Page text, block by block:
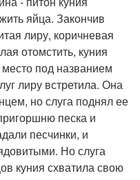
яйца. Закончив
лиру, коричневая
отомстить, куния
под названием
лиру встретила. Она
но слуга поднял ее
песка и
песчинки, и
Но слуга
куния схватила свою